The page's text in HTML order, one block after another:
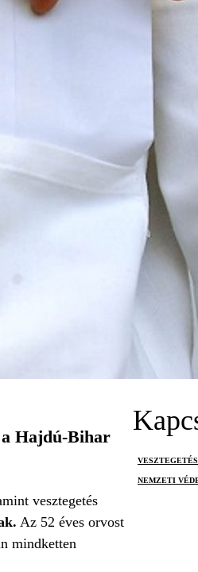
a Hajdú-Bihar
vesztegetés
Az 52 éves orvost
mindketten
VESZTEGETÉS
NEMZETI